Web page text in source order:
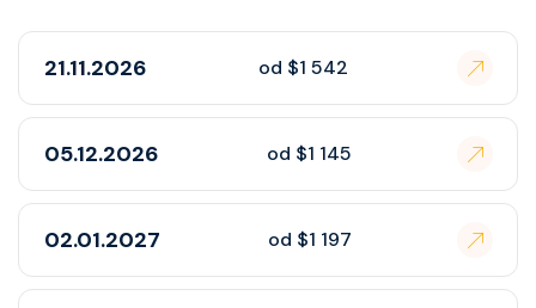
21.11.2026 od $1 542
05.12.2026 od $1 145
02.01.2027 od $1 197